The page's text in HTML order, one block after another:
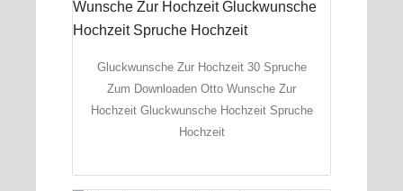
Gluckwunsche Zur Hochzeit 30 Spruche
Zum Downloaden Otto Wunsche Zur
Hochzeit Gluckwunsche Hochzeit Spruche
Hochzeit